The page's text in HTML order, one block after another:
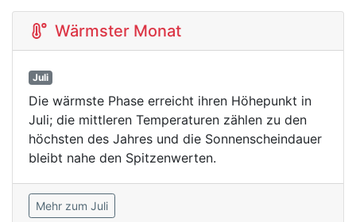
Wärmster Monat
Juli
Die wärmste Phase erreicht ihren Höhepunkt in
Juli; die mittleren Temperaturen zählen zu den
höchsten des Jahres und die Sonnenscheindauer
bleibt nahe den Spitzenwerten.
Mehr zum Juli